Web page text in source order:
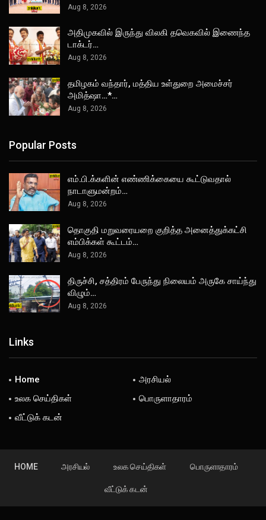
Aug 8, 2026
அதிமுகவில் இருந்து விலகி தவெகவில் இணைந்த
டாக்டர்…
Aug 8, 2026
தமிழகம் வந்தார், மத்திய உள்துறை அமைச்சர்
அமித்ஷா…*…
Aug 8, 2026
Popular Posts
எம்.பி.க்களின் எண்ணிக்கையை கூட்டுவதால்
நாடாளுமன்றம்…
Aug 8, 2026
தொகுதி மறுவரையறை குறித்த அனைத்துக்கட்சி
எம்பிக்கள் கூட்டம்…
Aug 8, 2026
திருச்சி, சத்திரம் பேருந்து நிலையம் அருகே சாய்ந்து
விழும்…
Aug 8, 2026
Links
Home
அரசியல்
உலக செய்திகள்
பொருளாதாரம்
வீட்டுக் கடன்
HOME அரசியல் உலக செய்திகள் பொருளாதாரம்
வீட்டுக் கடன்